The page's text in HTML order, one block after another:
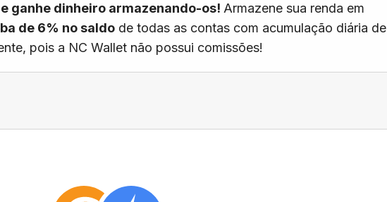
ganhe dinheiro armazenando-os! Armazene sua renda em
de 6% no saldo de todas as contas com acumulação diária de
pois a NC Wallet não possui comissões!